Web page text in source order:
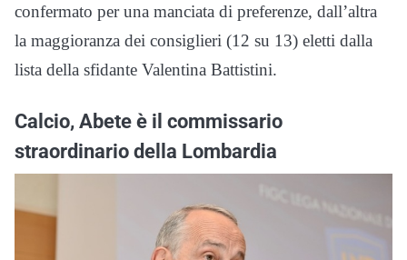
confermato per una manciata di preferenze, dall’altra
la maggioranza dei consiglieri (12 su 13) eletti dalla
lista della sfidante Valentina Battistini.
Calcio, Abete è il commissario
straordinario della Lombardia